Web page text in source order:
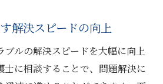
解決スピードの向上
ルの解決スピードを大幅に向上
士に相談することで、問題解決に